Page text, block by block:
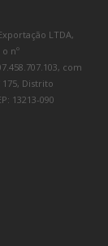
LTDA,
nº
com
175, Distrito
13213-090